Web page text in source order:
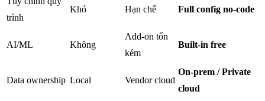
trình
Khó Hạn chế Full config no-code
AI/ML Không
Add-on tốn
kém
Built-in free
Data ownership Local Vendor cloud
On-prem / Private
cloud